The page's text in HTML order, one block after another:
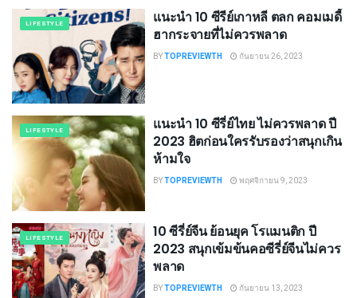
LIFESTYLE
แนะนำ 10 ซีรีย์เกาหลี ตลก คอมเมดี้
ฮากระจายที่ไม่ควรพลาด
BYTOPREVIEWTH กันยายน 26, 2023
LIFESTYLE
แนะนำ 10 ซีรี่ย์ไทย ไม่ควรพลาด ปี
2023 ฮิตก่อนใครรับรองว่าสนุกเกิน
ห้ามใจ
BYTOPREVIEWTH พฤศจิกายน 9, 2023
LIFESTYLE
10 ซีรี่ย์จีน ย้อนยุค โรแมนติก ปี
2023 สนุกเข้มข้นคอซีรี่ย์จีนไม่ควร
พลาด
BYTOPREVIEWTH กันยายน 13, 2023